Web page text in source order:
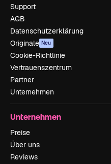
Support
AGB
Datenschutzerklärung
Originale Neu
Cookie-Richtlinie
Vertrauenszentrum
Partner
Unternehmen
Unternehmen
Preise
Über uns
Reviews